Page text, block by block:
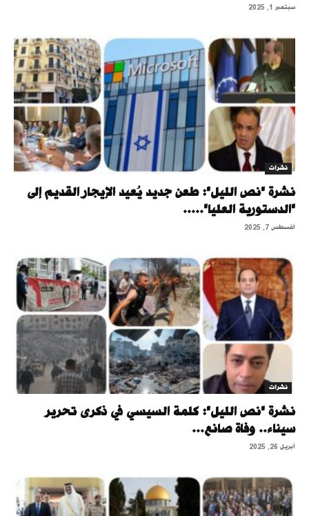
سبتمبر 1, 2025
نشرات
نشرة "نص الليل": طعن جديد يُعيد الإيجار القديم إلى
"الدستورية العليا".....
أغسطس 7, 2025
نشرات
نشرة "نص الليل": كلمة السيسي في ذكرى تحرير
سيناء.. وفاة صانع...
أبريل 26, 2025